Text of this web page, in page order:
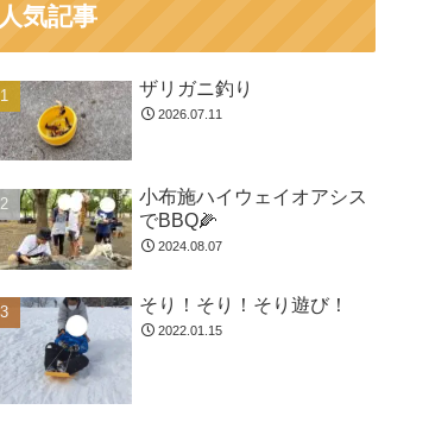
人気記事
ザリガニ釣り
2026.07.11
小布施ハイウェイオアシス
でBBQ🌽
2024.08.07
そり！そり！そり遊び！
2022.01.15